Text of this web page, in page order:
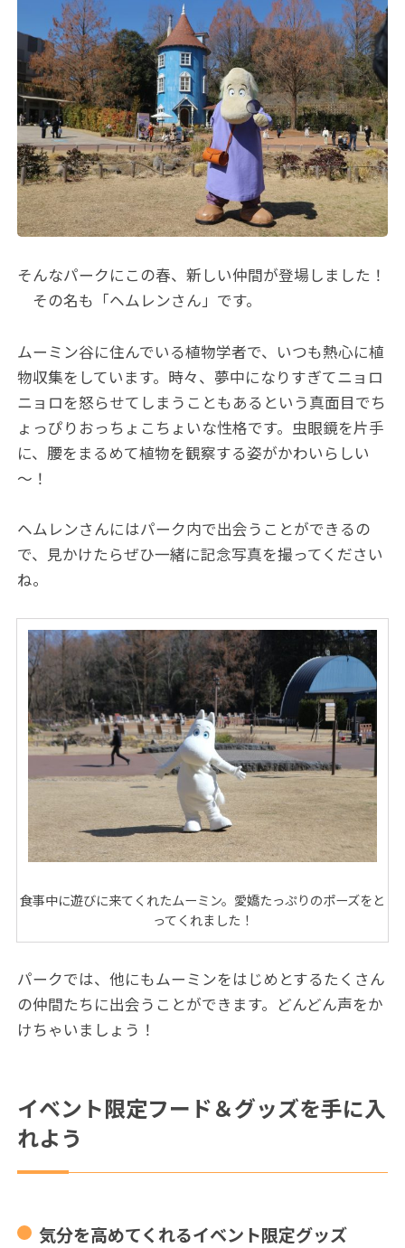
そんなパークにこの春、新しい仲間が登場しました！
その名も「ヘムレンさん」です。
ムーミン谷に住んでいる植物学者で、いつも熱心に植
物収集をしています。時々、夢中になりすぎてニョロ
ニョロを怒らせてしまうこともあるという真面目でち
ょっぴりおっちょこちょいな性格です。虫眼鏡を片手
に、腰をまるめて植物を観察する姿がかわいらしい
～！
ヘムレンさんにはパーク内で出会うことができるの
で、見かけたらぜひ一緒に記念写真を撮ってください
ね。
食事中に遊びに来てくれたムーミン。愛嬌たっぷりのポーズをと
ってくれました！
パークでは、他にもムーミンをはじめとするたくさん
の仲間たちに出会うことができます。どんどん声をか
けちゃいましょう！
イベント限定フード＆グッズを手に入
れよう
気分を高めてくれるイベント限定グッズ